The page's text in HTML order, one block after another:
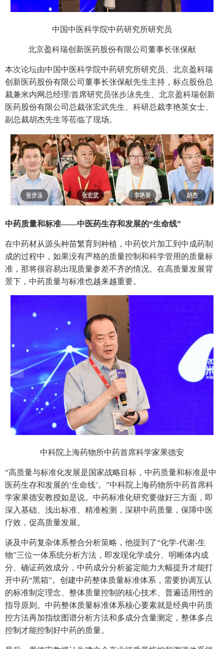
中国中医科学院中药研究所研究员
北京盈科瑞创新医药股份有限公司董事长张保献
本次论坛由中国中医科学院中药研究所研究员、北京盈科瑞
创新医药股份有限公司董事长张保献先生主持，标点股份总
裁兼米内网总经理/首席研究员张步泳先生、北京盈科瑞创新
医药股份有限公司总裁张宏武先生、科研总裁李艳英女士、
副总裁胡杰先生等莅临了现场。
中药质量和标准——中医药生存和发展的“生命线”
在中药材从源头种苗繁育到种植，中药饮片加工到中成药制
成的过程中，如果没有严格的质量控制和科学管用的质量标
准，那将很容易出现质量参差不齐的情况。在高质量发展背
景下，中药质量与标准也越来越重要。
中科院上海药物所中药首席科学家果德安
“高质量与标准化发展是国家战略目标，中药质量和标准是中
医药生存和发展的‘生命线’。”中科院上海药物所中药首席科
学家果德安教授如是说。中药标准化研究要做好三方面，即
深入基础、浅出标准、精准检测，深耕中药质量，保障中医
疗效，促高质量发展。
谈及中药复杂体系整合分析策略，他提到了“化学-代谢-生
物”三位一体系统分析方法，即发现化学成分、明晰体内成
分、确证药效成分，中药成分分析鉴定能力大幅提升才能打
开中药“黑箱”。创建中药整体质量标准体系，需要协调互认
的标准制定理念、整体质量控制的核心技术、普遍适用性的
指导原则。中药整体质量标准体系核心要素就是经典中药质
控方法再加指纹图谱分析方法和多成分含量测定，整体多点
控制才能控制好中药的质量。